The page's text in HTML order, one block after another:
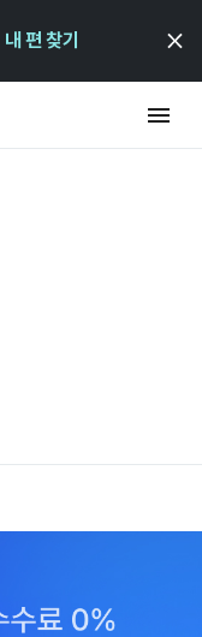
내 편 찾기